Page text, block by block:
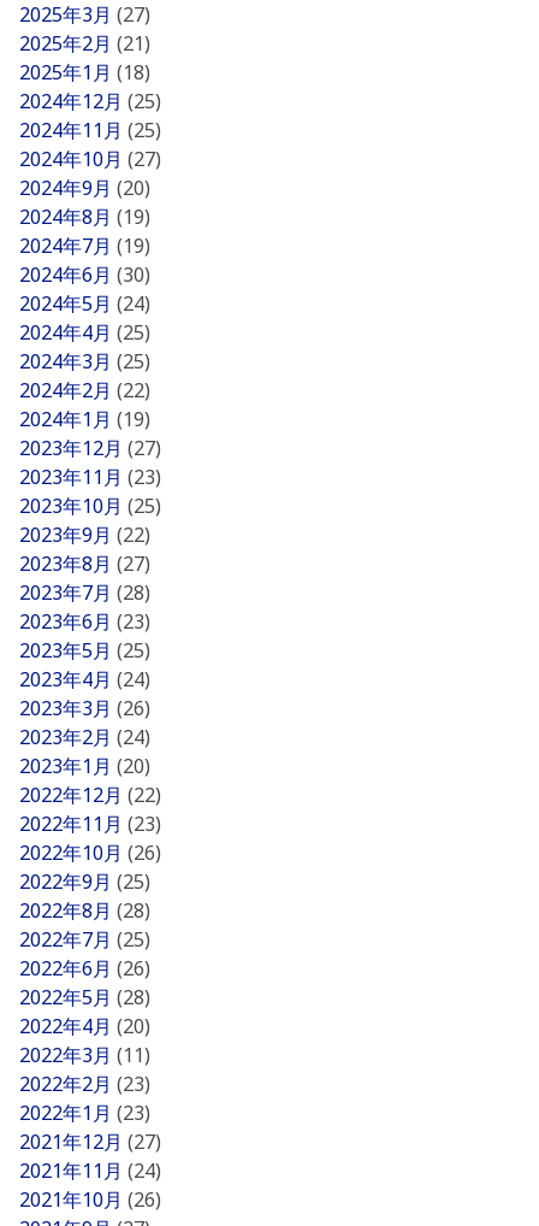
2025年3月 (27)
2025年2月 (21)
2025年1月 (18)
2024年12月 (25)
2024年11月 (25)
2024年10月 (27)
2024年9月 (20)
2024年8月 (19)
2024年7月 (19)
2024年6月 (30)
2024年5月 (24)
2024年4月 (25)
2024年3月 (25)
2024年2月 (22)
2024年1月 (19)
2023年12月 (27)
2023年11月 (23)
2023年10月 (25)
2023年9月 (22)
2023年8月 (27)
2023年7月 (28)
2023年6月 (23)
2023年5月 (25)
2023年4月 (24)
2023年3月 (26)
2023年2月 (24)
2023年1月 (20)
2022年12月 (22)
2022年11月 (23)
2022年10月 (26)
2022年9月 (25)
2022年8月 (28)
2022年7月 (25)
2022年6月 (26)
2022年5月 (28)
2022年4月 (20)
2022年3月 (11)
2022年2月 (23)
2022年1月 (23)
2021年12月 (27)
2021年11月 (24)
2021年10月 (26)